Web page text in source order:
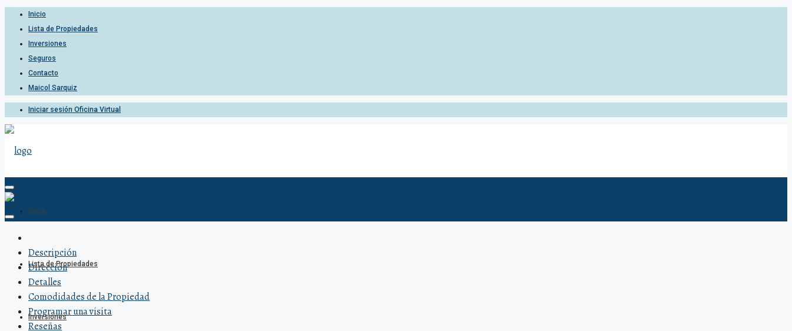
Inicio
Lista de Propiedades
Inversiones
Seguros
Contacto
Maicol Sarquiz
Iniciar sesión Oficina Virtual
Inicio
Lista de Propiedades
Inversiones
Descripción
Dirección
Detalles
Comodidades de la Propiedad
Programar una visita
Reseñas